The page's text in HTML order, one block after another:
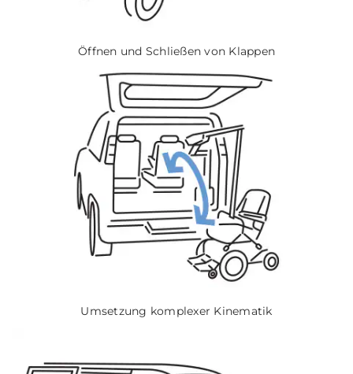
Öffnen und Schließen von Klappen
Umsetzung komplexer Kinematik